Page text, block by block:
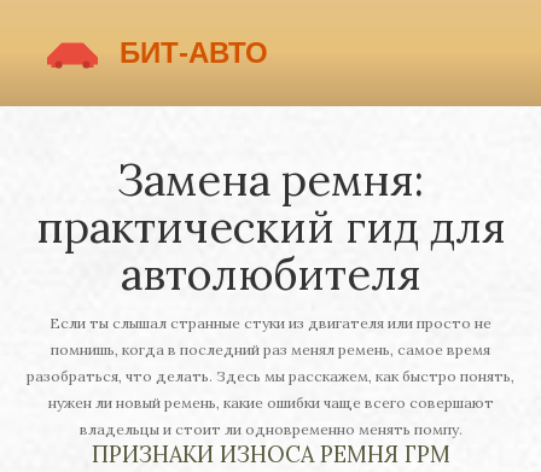
Замена ремня:
практический гид для
автолюбителя
Если ты слышал странные стуки из двигателя или просто не
помнишь, когда в последний раз менял ремень, самое время
разобраться, что делать. Здесь мы расскажем, как быстро понять,
нужен ли новый ремень, какие ошибки чаще всего совершают
владельцы и стоит ли одновременно менять помпу.
ПРИЗНАКИ ИЗНОСА РЕМНЯ ГРМ